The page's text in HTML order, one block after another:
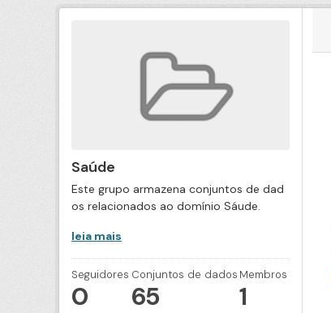
Saúde
Este grupo armazena conjuntos de dad
os relacionados ao domínio Sáude.
leia mais
Seguidores
0
Conjuntos de dados
65
Membros
1